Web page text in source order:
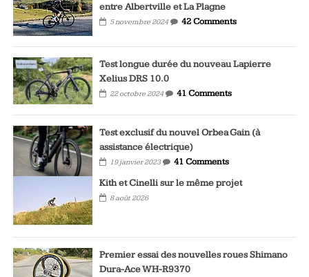
entre Albertville et La Plagne
5 novembre 2024 42 Comments
Test longue durée du nouveau Lapierre
Xelius DRS 10.0
22 octobre 2024 41 Comments
Test exclusif du nouvel Orbea Gain (à
assistance électrique)
19 janvier 2023
41 Comments
Kith et Cinelli sur le même projet
8 août 2026
Premier essai des nouvelles roues Shimano
Dura-Ace WH-R9370